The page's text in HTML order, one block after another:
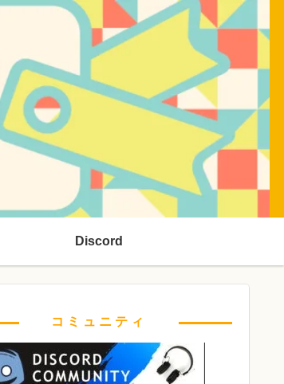
Discord
コミュニティ